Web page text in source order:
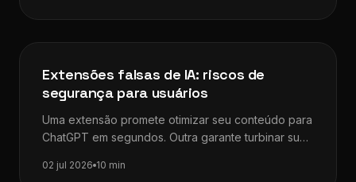
Dicas de SEO
Extensões falsas de IA: riscos de
segurança para usuários
Uma extensão promete otimizar seu conteúdo para
ChatGPT em segundos. Outra garante turbinar sua
02 jul 2026 10 min